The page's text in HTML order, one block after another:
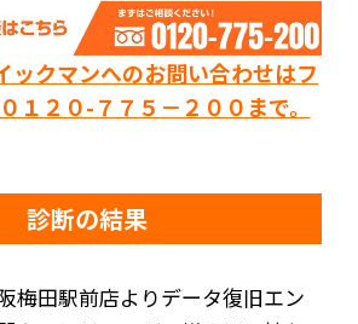
ックマンへのお問い合わせはフ
１２０-７７５－２００まで。
診断の結果
梅田駅前店よりデータ復旧エン